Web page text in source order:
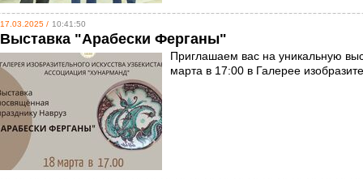
17.03.2025 / 10:41:50
Выставка "Арабески Ферганы"
Приглашаем вас на уникальную
марта в 17:00 в Галерее